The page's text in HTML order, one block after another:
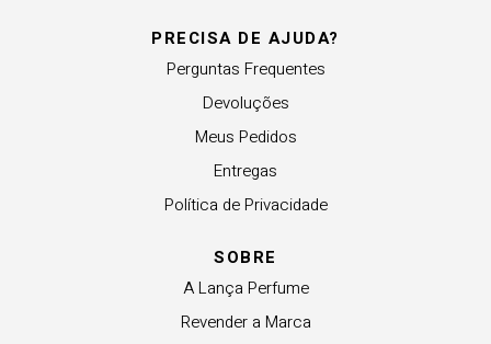
PRECISA DE AJUDA?
Perguntas Frequentes
Devoluções
Meus Pedidos
Entregas
Política de Privacidade
SOBRE
A Lança Perfume
Revender a Marca